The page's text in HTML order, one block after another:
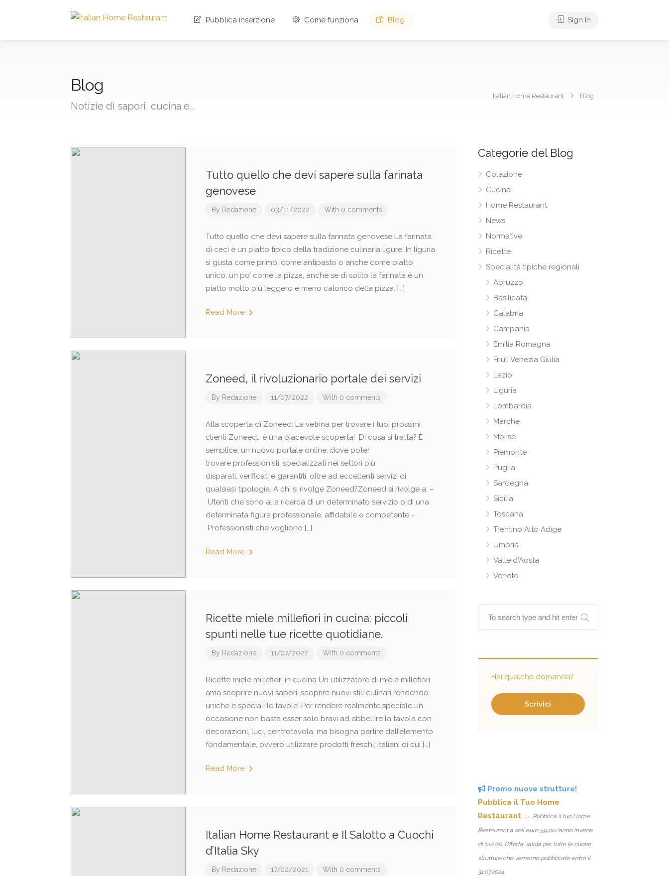
Pubblica inserzione Come funziona Blog Sign In
Blog
Notizie di sapori, cucina e...
Italian Home Restaurant Blog
Tutto quello che devi sapere sulla farinata
genovese
By Redazione 03/11/2022 With 0 comments
Tutto quello che devi sapere sulla farinata genovese La farinata
di ceci è un piatto tipico della tradizione culinaria ligure. In liguria
si gusta come primo, come antipasto o anche come piatto
unico, un po’ come la pizza, anche se di solito la farinata è un
piatto molto più leggero e meno calorico della pizza. […]
Read More
Zoneed, il rivoluzionario portale dei servizi
By Redazione 11/07/2022 With 0 comments
Alla scoperta di Zoneed: La vetrina per trovare i tuoi prossimi
clienti Zoneed… è una piacevole scoperta! Di cosa si tratta? È
semplice, un nuovo portale online, dove poter
trovare professionisti, specializzati nei settori più
disparati, verificati e garantiti, oltre ad eccellenti servizi di
qualsiasi tipologia. A chi si rivolge Zoneed?Zoneed si rivolge a: –
Utenti che sono alla ricerca di un determinato servizio o di una
determinata figura professionale, affidabile e competente.–
Professionisti che vogliono […]
Read More
Ricette miele millefiori in cucina: piccoli
spunti nelle tue ricette quotidiane.
By Redazione 11/07/2022 With 0 comments
Ricette miele millefiori in cucina Un utilizzatore di miele millefiori
ama scoprire nuovi sapori, scoprire nuovi stili culinari rendendo
uniche e speciali le tavole. Per rendere realmente speciale un
occasione non basta esser solo bravi ad abbellire la tavola con
decorazioni, luci, centrotavola, ma bisogna partire dall’elemento
fondamentale, ovvero utilizzare prodotti freschi, italiani di cui […]
Read More
Italian Home Restaurant e Il Salotto a Cuochi
d’Italia Sky
By Redazione 17/02/2021 With 0 comments
Categorie del Blog
Colazione
Cucina
Home Restaurant
News
Normative
Ricette
Specialità tipiche regionali
Abruzzo
Basilicata
Calabria
Campania
Emilia Romagna
Friuli Venezia Giulia
Lazio
Liguria
Lombardia
Marche
Molise
Piemonte
Puglia
Sardegna
Sicilia
Toscana
Trentino Alto Adige
Umbria
Valle d'Aosta
Veneto
Hai qualche domanda?
Scrivici
Promo nuove strutture!
Pubblica il Tuo Home
Restaurant → Pubblica il tuo Home
Restaurant a soli euro 59,00/anno invece
di 120,00. Offerta valida per tutte le nuove
strutture che verranno pubblicate entro il
31.07.2024.